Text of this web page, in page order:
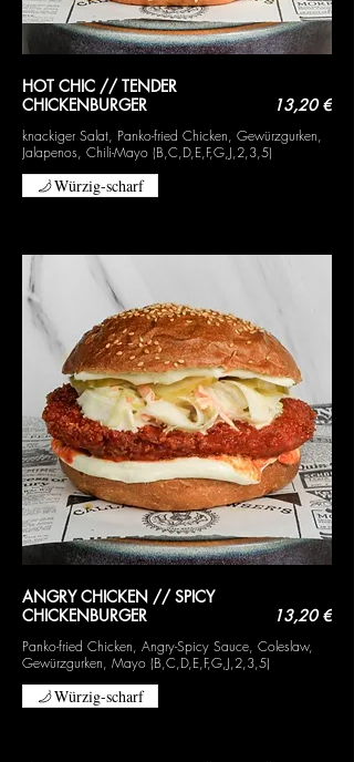
HOT CHIC // TENDER
CHICKENBURGER
knackiger Salat, Panko-fried Chicken, Gewürzgurken,
Jalapenos, Chili-Mayo (B,C,D,E,F,G,J,2,3,5)
13,20 €
Würzig-scharf
ANGRY CHICKEN // SPICY
CHICKENBURGER
Panko-fried Chicken, Angry-Spicy Sauce, Coleslaw,
Gewürzgurken, Mayo (B,C,D,E,F,G,J,2,3,5)
13,20 €
Würzig-scharf